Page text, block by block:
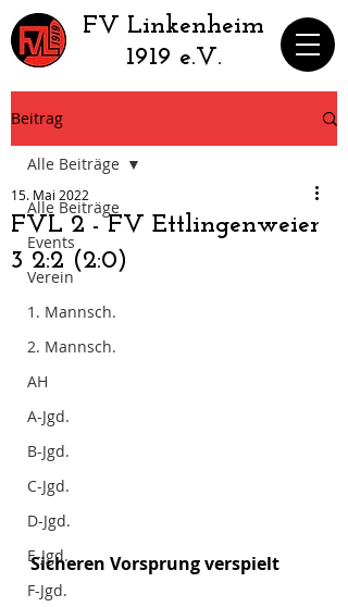
​FV Linkenheim
1919 e.V.
Beitrag
Alle Beiträge
Events
Verein
1. Mannsch.
2. Mannsch.
AH
A-Jgd.
B-Jgd.
C-Jgd.
D-Jgd.
E-Jgd.
F-Jgd.
Alle Beiträge
FVL 2 - FV Ettlingenweier
3 2:2 (2:0)
15. Mai 2022
Sicheren Vorsprung verspielt